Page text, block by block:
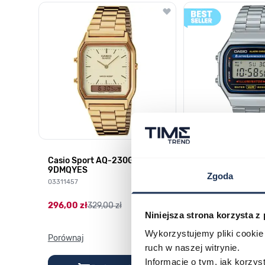
Zgoda
Niniejsza strona korzysta z
Wykorzystujemy pliki
ruch w naszej witrynie.
Informacje o tym, jak
Poruszanie się po elementach karuzeli jest możliwe za
Naciśnij, aby pominąć karuzelę
Naciśnij, aby przejść do nawigacji karuzeli
Casio Sport AQ-230GA-
9DMQYES
03311457
296,00 zł329,00 zł
Porównaj
03378805
179,00 zł199,00 zł
Porównaj